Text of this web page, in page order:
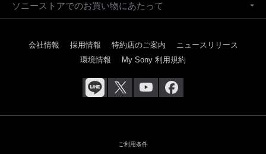
ソニーストアでのお買い物にあたって
会社情報 採用情報 特約店のご案内
ニュースリリース
環境情報
My Sony 利用規約
ご利用条件